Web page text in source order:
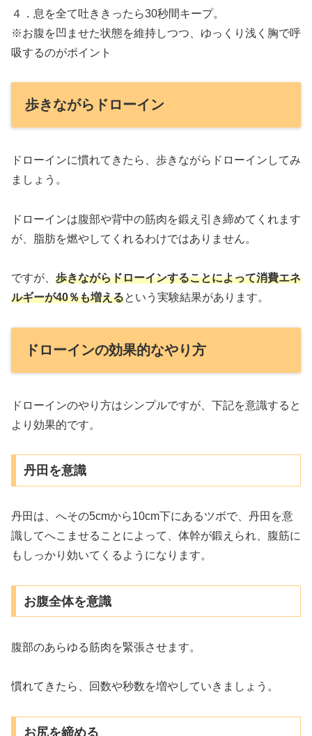
４．息を全て吐ききったら30秒間キープ。
※お腹を凹ませた状態を維持しつつ、ゆっくり浅く胸で呼
吸するのがポイント
歩きながらドローイン
ドローインに慣れてきたら、歩きながらドローインしてみ
ましょう。
ドローインは腹部や背中の筋肉を鍛え引き締めてくれます
が、脂肪を燃やしてくれるわけではありません。
ですが、 歩きながらドローインすることによって消費エネ
ルギーが40％も増えるという実験結果があります。
ドローインの効果的なやり方
ドローインのやり方はシンプルですが、下記を意識すると
より効果的です。
丹田を意識
丹田は、へその5cmから10cm下にあるツボで、丹田を意
識してへこませることによって、体幹が鍛えられ、腹筋に
もしっかり効いてくるようになります。
お腹全体を意識
腹部のあらゆる筋肉を緊張させます。
慣れてきたら、回数や秒数を増やしていきましょう。
お尻を締める